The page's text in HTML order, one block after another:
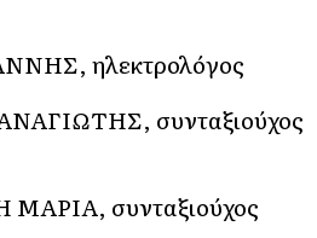
ηλεκτρολόγος
συνταξιούχος
συνταξιούχος